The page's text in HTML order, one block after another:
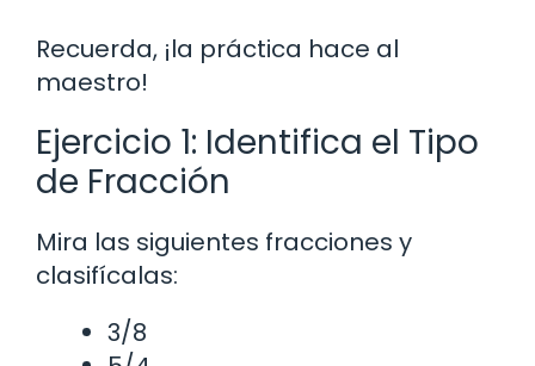
Recuerda, ¡la práctica hace al
maestro!
Ejercicio 1: Identifica el Tipo
de Fracción
Mira las siguientes fracciones y
clasifícalas:
3/8